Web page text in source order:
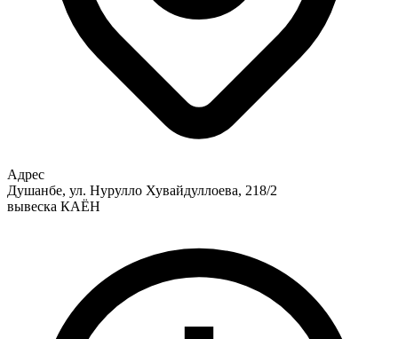
Адрес
Душанбе, ул. Нурулло Хувайдуллоева, 218/2
вывеска КАЁН